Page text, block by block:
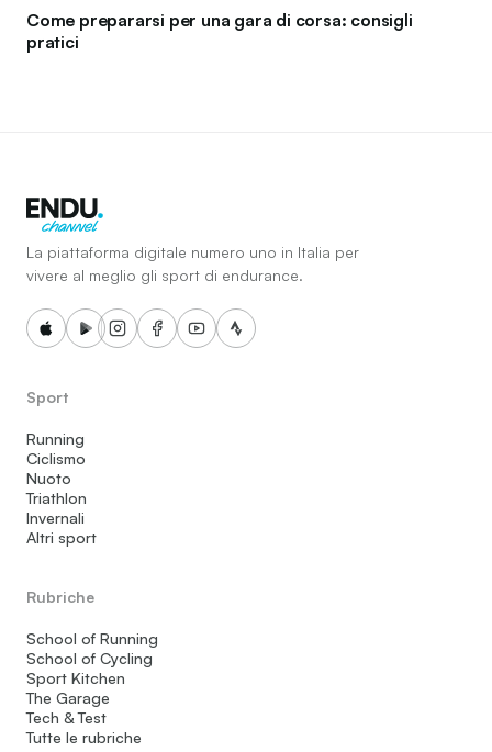
Come prepararsi per una gara di corsa: consigli
pratici
La piattaforma digitale numero uno in Italia per
vivere al meglio gli sport di endurance.
Sport
Running
Ciclismo
Nuoto
Triathlon
Invernali
Altri sport
Rubriche
School of Running
School of Cycling
Sport Kitchen
The Garage
Tech & Test
Tutte le rubriche